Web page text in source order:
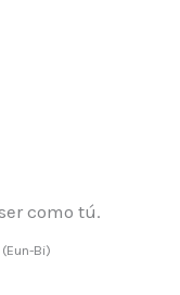
como tú.
(Eun-Bi)